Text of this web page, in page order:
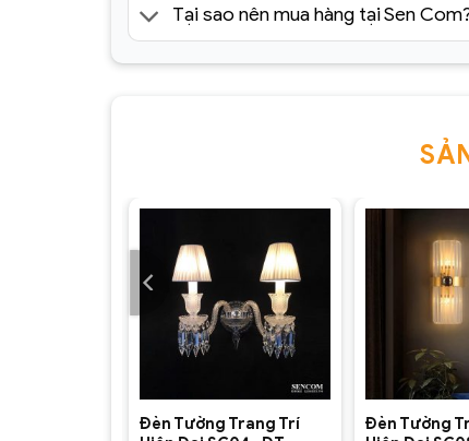
Tại sao nên mua hàng tại Sen
Đèn Tường Trang Trí
Đèn Tường